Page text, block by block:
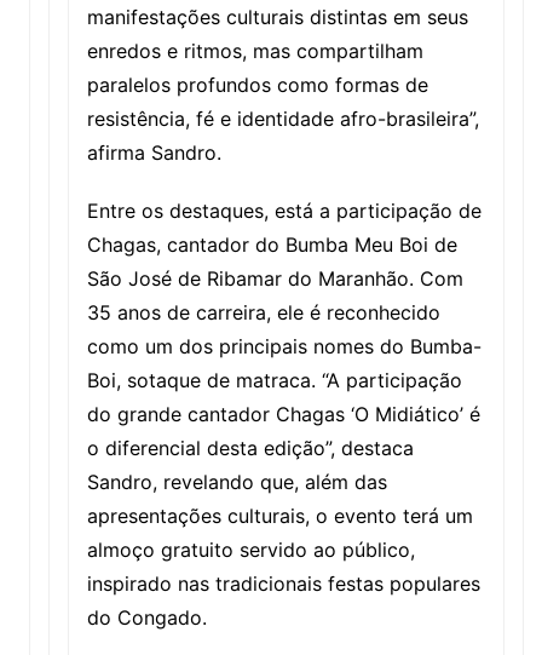
manifestações culturais distintas em seus
enredos e ritmos, mas compartilham
paralelos profundos como formas de
resistência, fé e identidade afro-brasileira”,
afirma Sandro.
Entre os destaques, está a participação de
Chagas, cantador do Bumba Meu Boi de
São José de Ribamar do Maranhão. Com
35 anos de carreira, ele é reconhecido
como um dos principais nomes do Bumba-
Boi, sotaque de matraca. “A participação
do grande cantador Chagas ‘O Midiático’ é
o diferencial desta edição”, destaca
Sandro, revelando que, além das
apresentações culturais, o evento terá um
almoço gratuito servido ao público,
inspirado nas tradicionais festas populares
do Congado.